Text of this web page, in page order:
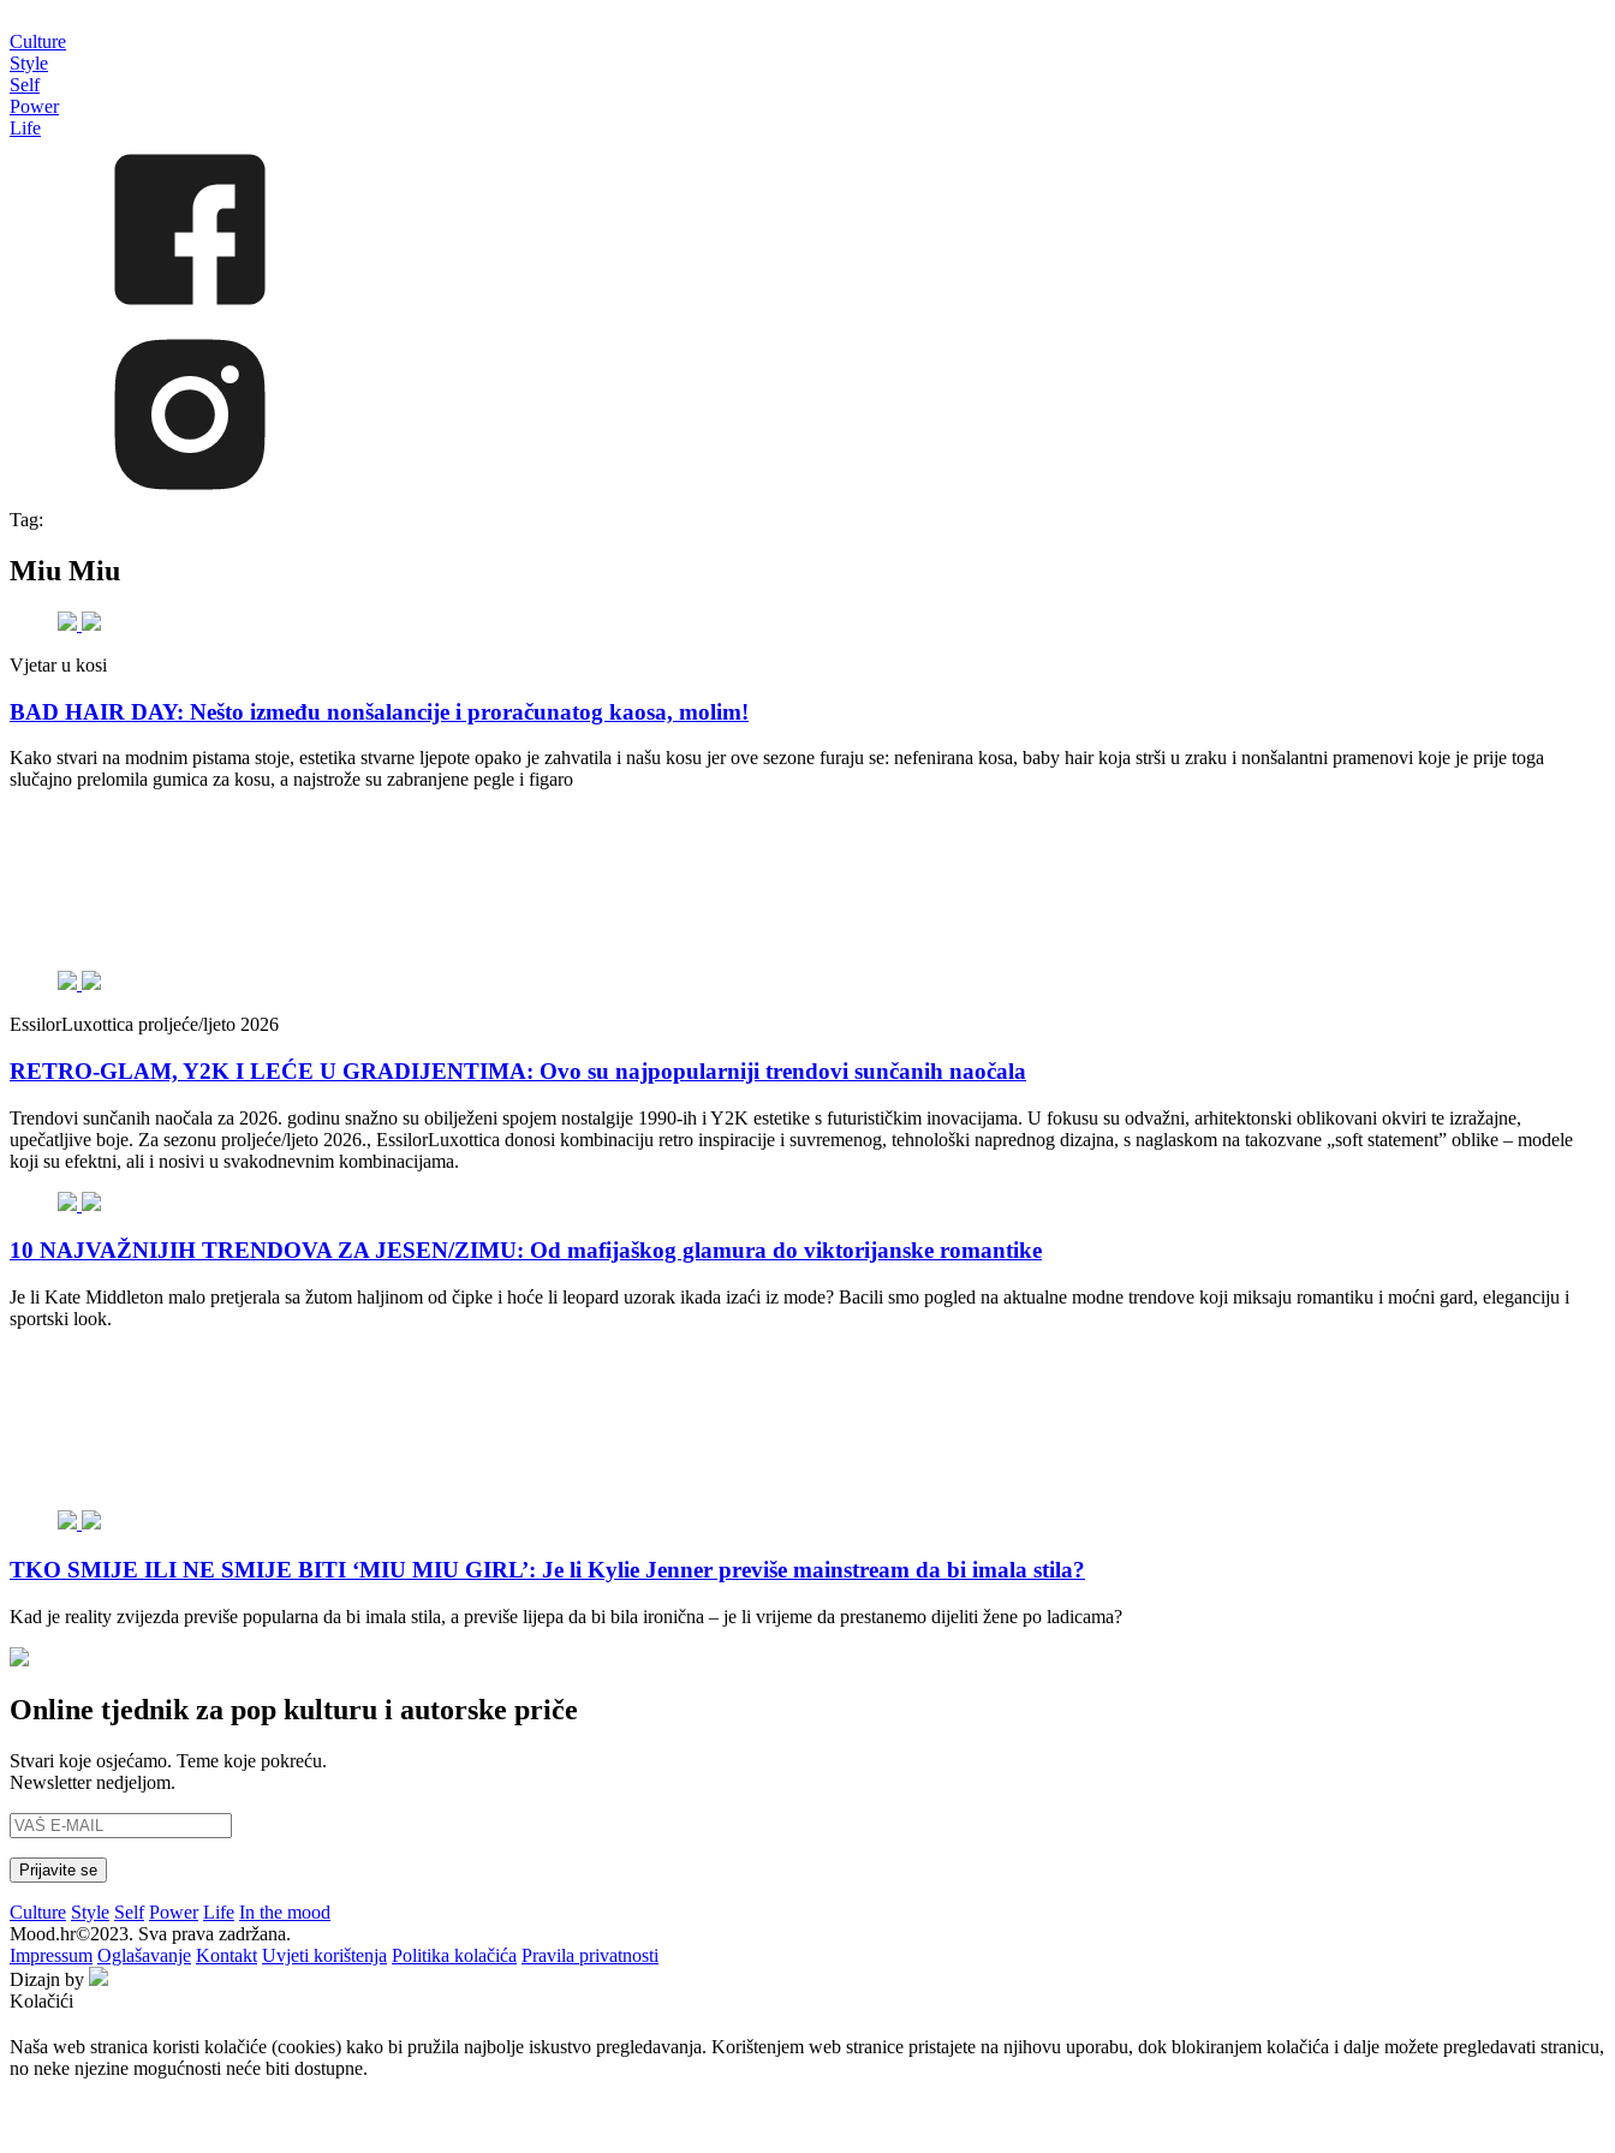
Culture
Style
Self
Power
Life
Tag:
Miu Miu
Vjetar u kosi
BAD HAIR DAY: Nešto između nonšalancije i proračunatog kaosa, molim!
Kako stvari na modnim pistama stoje, estetika stvarne ljepote opako je zahvatila i našu kosu jer ove sezone furaju se: nefenirana kosa, baby hair koja strši u zraku i nonšalantni pramenovi koje je prije toga
slučajno prelomila gumica za kosu, a najstrože su zabranjene pegle i figaro
EssilorLuxottica proljeće/ljeto 2026
RETRO-GLAM, Y2K I LEĆE U GRADIJENTIMA: Ovo su najpopularniji trendovi sunčanih naočala
Trendovi sunčanih naočala za 2026. godinu snažno su obilježeni spojem nostalgije 1990-ih i Y2K estetike s futurističkim inovacijama. U fokusu su odvažni, arhitektonski oblikovani okviri te izražajne,
upečatljive boje. Za sezonu proljeće/ljeto 2026., EssilorLuxottica donosi kombinaciju retro inspiracije i suvremenog, tehnološki naprednog dizajna, s naglaskom na takozvane „soft statement” oblike – modele
koji su efektni, ali i nosivi u svakodnevnim kombinacijama.
10 NAJVAŽNIJIH TRENDOVA ZA JESEN/ZIMU: Od mafijaškog glamura do viktorijanske romantike
Je li Kate Middleton malo pretjerala sa žutom haljinom od čipke i hoće li leopard uzorak ikada izaći iz mode? Bacili smo pogled na aktualne modne trendove koji miksaju romantiku i moćni gard, eleganciju i
sportski look.
TKO SMIJE ILI NE SMIJE BITI ‘MIU MIU GIRL’: Je li Kylie Jenner previše mainstream da bi imala stila?
Kad je reality zvijezda previše popularna da bi imala stila, a previše lijepa da bi bila ironična – je li vrijeme da prestanemo dijeliti žene po ladicama?
Online tjednik za pop kulturu i autorske priče
Stvari koje osjećamo. Teme koje pokreću.
Newsletter nedjeljom.
Culture Style Self Power Life In the mood
Mood.hr©2023. Sva prava zadržana.
Impressum Oglašavanje Kontakt Uvjeti korištenja Politika kolačića Pravila privatnosti
Dizajn by
Kolačići
Naša web stranica koristi kolačiće (cookies) kako bi pružila najbolje iskustvo pregledavanja. Korištenjem web stranice pristajete na njihovu uporabu, dok blokiranjem kolačića i dalje možete pregledavati stranicu,
no neke njezine mogućnosti neće biti dostupne.